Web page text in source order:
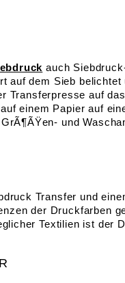
auch
auf dem Sieb
Transferpresse auf
einem Papier auf
und
Transfer und
der Druckfarben
Textilien ist der